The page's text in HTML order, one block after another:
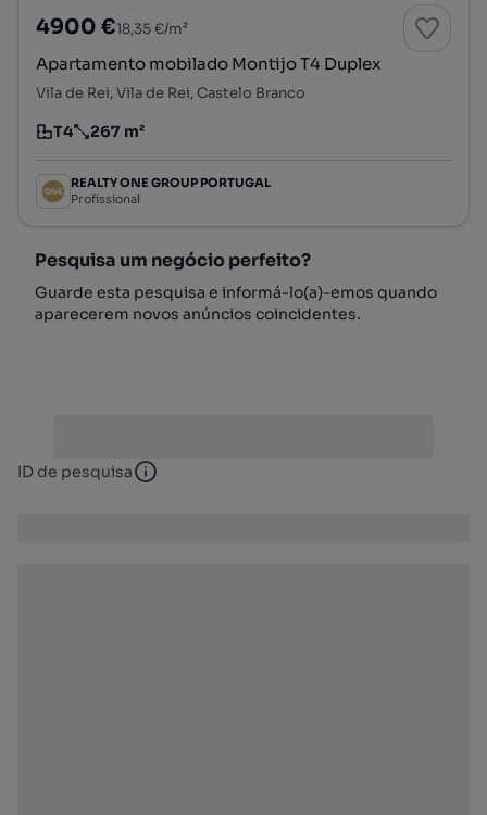
4900 €18,35 €/m²
Apartamento mobilado Montijo T4 Duplex
Vila de Rei, Vila de Rei, Castelo Branco
Tipologia
T4
Preço por metro quadrado
267 m²
REALTY ONE GROUP PORTUGAL
Profissional
Pesquisa um negócio perfeito?
Guarde esta pesquisa e informá-lo(a)-emos quando
aparecerem novos anúncios coincidentes.
ID de pesquisa ID de pesquisa